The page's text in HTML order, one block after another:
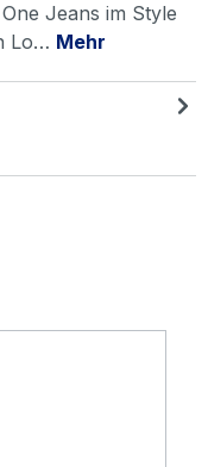
Jeans im Style
Lo… Mehr